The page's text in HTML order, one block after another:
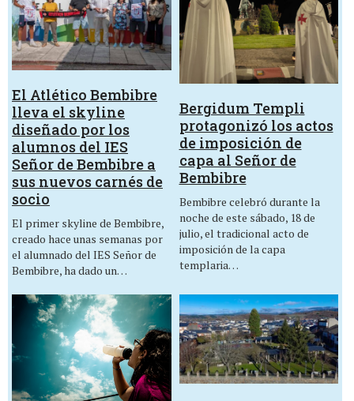
El Atlético Bembibre
lleva el skyline
diseñado por los
alumnos del IES
Señor de Bembibre a
sus nuevos carnés de
socio
El primer skyline de Bembibre,
creado hace unas semanas por
el alumnado del IES Señor de
Bembibre, ha dado un…
Bergidum Templi
protagonizó los actos
de imposición de
capa al Señor de
Bembibre
Bembibre celebró durante la
noche de este sábado, 18 de
julio, el tradicional acto de
imposición de la capa
templaria…